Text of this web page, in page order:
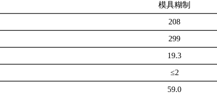
模具糊制
208
299
19.3
≤2
59.0